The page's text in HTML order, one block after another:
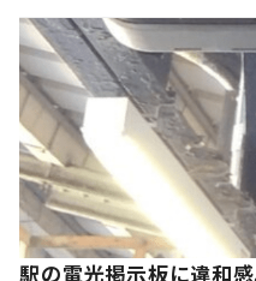
駅の電光掲示板に違和